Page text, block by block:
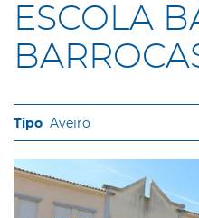
ESCOLA
Aveiro